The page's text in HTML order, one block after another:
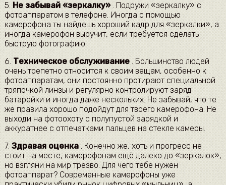
5. Не забывай «зеркалку». Подружи «зеркалку» с
фотоаппаратом в телефоне. Иногда с помощью
камерофона ты найдешь хороший кадр для «зеркалки», а
иногда камерофон выручит, если требуется сделать
быструю фотографию.
6. Техническое обслуживание. Большинство людей
очень трепетно относится к своим вещам, особенно к
фотоаппаратам, они постоянно протирают специальной
тряпочкой линзы и регулярно контролируют заряд
батарейки и иногда даже нескольких. Не забывай, что те
же правила хорошо подойдут для твоего камерофона. Не
выходи на фотоохоту с полупустой зарядкой и
аккуратнее с отпечатками пальцев на стекле камеры.
7.Здравая оценка. Конечно же, хоть и прогресс не
стоит на месте, камерофонам ещё далеко до «зеркалок»,
но взгляни на мир трезво. Для чего тебе нужен
фотоаппарат? Современные камерофоны уже